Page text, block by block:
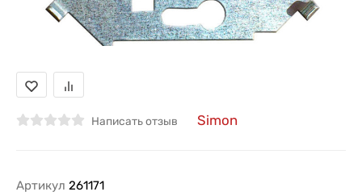
Написать отзыв Simon
Артикул 261171